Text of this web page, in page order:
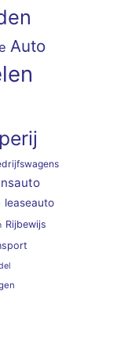
Auto
leaseauto
Rijbewijs